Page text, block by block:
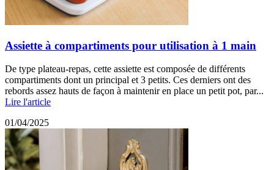
Assiette à compartiments pour utilisation à 1 main
De type plateau-repas, cette assiette est composée de différents
compartiments dont un principal et 3 petits. Ces derniers ont des
rebords assez hauts de façon à maintenir en place un petit pot, par...
Lire l'article
01/04/2025